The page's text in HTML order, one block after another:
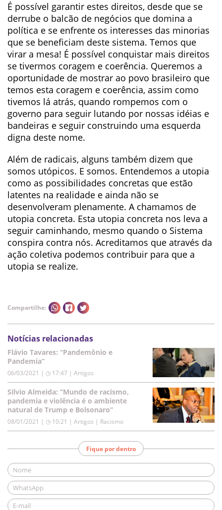
É possível garantir estes direitos, desde que se
derrube o balcão de negócios que domina a
política e se enfrente os interesses das minorias
que se beneficiam deste sistema. Temos que
virar a mesa! É possível conquistar mais direitos
se tivermos coragem e coerência. Queremos a
oportunidade de mostrar ao povo brasileiro que
temos esta coragem e coerência, assim como
tivemos lá atrás, quando rompemos com o
governo para seguir lutando por nossas idéias e
bandeiras e seguir construindo uma esquerda
digna deste nome.
Além de radicais, alguns também dizem que
somos utópicos. E somos. Entendemos a utopia
como as possibilidades concretas que estão
latentes na realidade e ainda não se
desenvolveram plenamente. A chamamos de
utopia concreta. Esta utopia concreta nos leva a
seguir caminhando, mesmo quando o Sistema
conspira contra nós. Acreditamos que através da
ação coletiva podemos contribuir para que a
utopia se realize.
Compartilhe:
Notícias relacionadas
Flávio Tavares: “Pandemônio e
Pandemia”
06/03/2021 | ◷ 17:47 | Artigos
Silvio Almeida: “Mundo de racismo,
pandemia e violência é o ambiente
natural de Trump e Bolsonaro”
08/01/2021 | ◷ 10:21 | Artigos | Racismo
Fique por dentro